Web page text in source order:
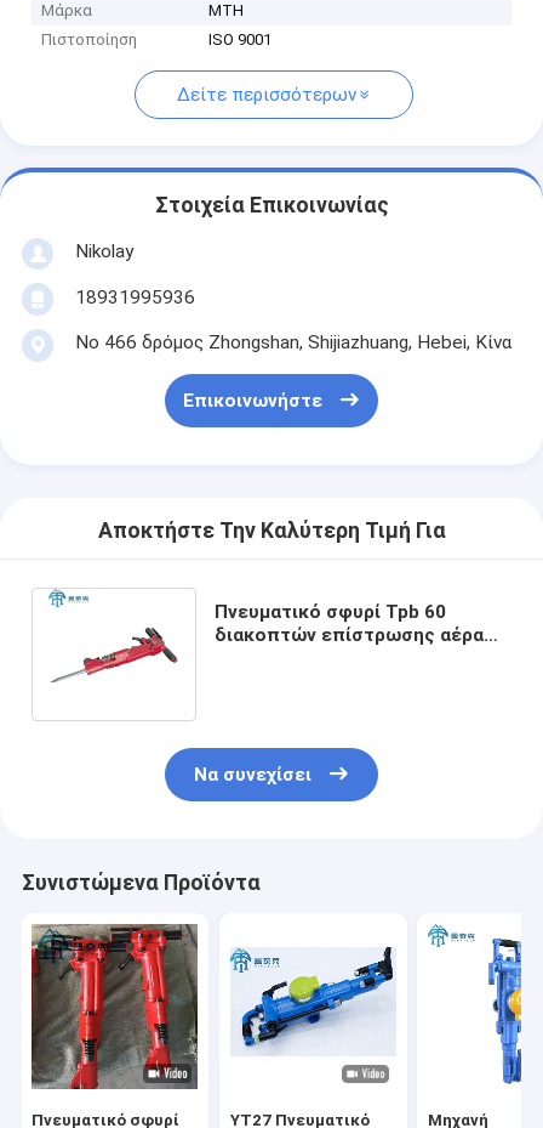
Μάρκα
MTH
Πιστοποίηση
ISO 9001
Δείτε περισσότερων
Στοιχεία Επικοινωνίας
Nikolay
18931995936
Νο 466 δρόμος Zhongshan, Shijiazhuang, Hebei, Κίνα
Επικοινωνήστε
Αποκτήστε Την Καλύτερη Τιμή Για
Πνευματικό σφυρί Tpb 60
διακοπτών επίστρωσης αέρα
Να συνεχίσει
Συνιστώμενα Προϊόντα
Πνευματικό σφυρί YT27 Πνευματικό Μηχανή